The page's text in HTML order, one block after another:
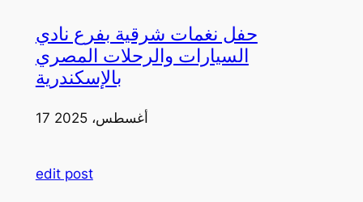
حفل نغمات شرقية بفرع نادي
السيارات والرحلات المصري
بالإسكندرية
17 أغسطس، 2025
edit post